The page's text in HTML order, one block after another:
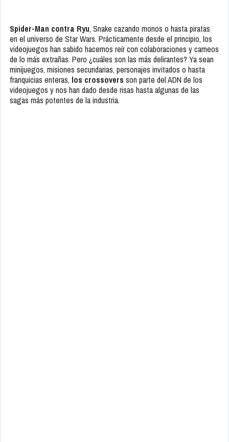
Spider-Man contra Ryu, Snake cazando monos o hasta piratas
en el universo de Star Wars. Prácticamente desde el principio, los
videojuegos han sabido hacernos reír con colaboraciones y cameos
de lo más extrañas. Pero ¿cuáles son las más delirantes? Ya sean
minijuegos, misiones secundarias, personajes invitados o hasta
franquicias enteras, los crossovers son parte del ADN de los
videojuegos y nos han dado desde risas hasta algunas de las
sagas más potentes de la industria.